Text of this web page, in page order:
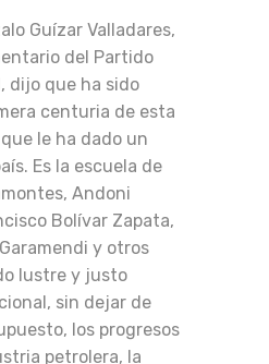
Guízar Valladares,
del Partido
dijo que ha sido
centuria de esta
le ha dado un
Es la escuela de
Andoni
Bolívar Zapata,
y otros
lustre y justo
sin dejar de
los progresos
petrolera, la